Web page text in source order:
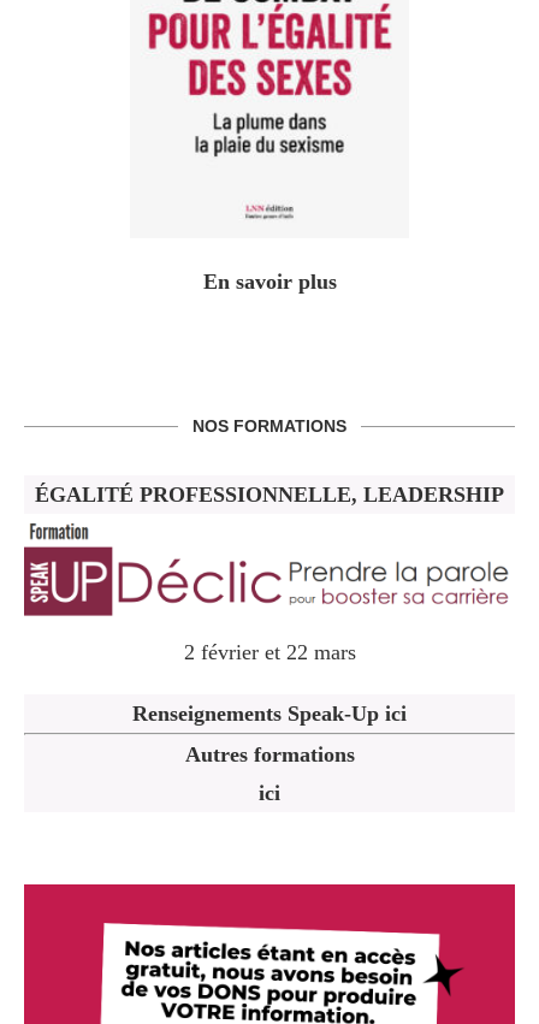
En savoir plus
NOS FORMATIONS
ÉGALITÉ PROFESSIONNELLE, LEADERSHIP
2 février et 22 mars
Renseignements Speak-Up ici
Autres formations
ici